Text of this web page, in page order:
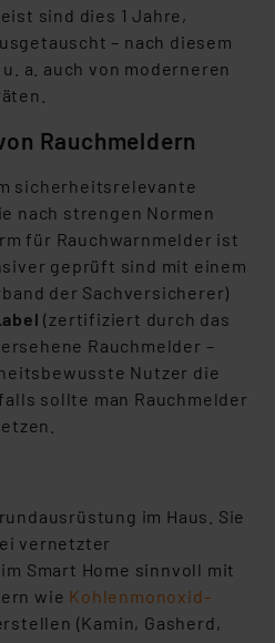
sind dies 1 Jahre,
– nach diesem
a. auch von moderneren
Rauchmeldern
sicherheitsrelevante
nach strengen Normen
für Rauchwarnmelder ist
geprüft sind mit einem
der Sachversicherer)
(zertifiziert durch das
Rauchmelder –
Nutzer die
sollte man Rauchmelder
im Haus. Sie
vernetzter
Smart Home sinnvoll mit
wie Kohlenmonoxid-
(Kamin, Gasherd,